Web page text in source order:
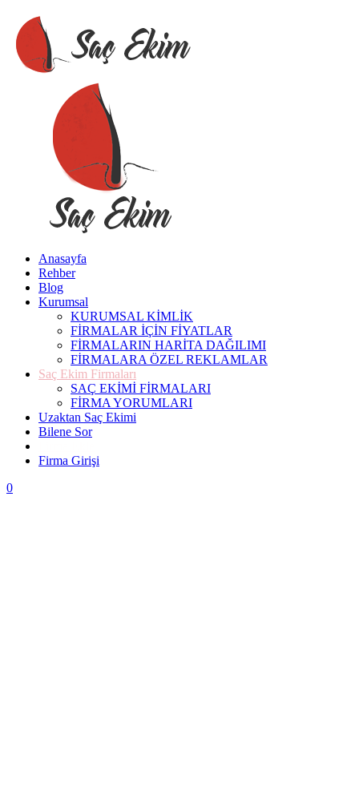
Anasayfa
Rehber
Blog
Kurumsal
KURUMSAL KİMLİK
FİRMALAR İÇİN FİYATLAR
FİRMALARIN HARİTA DAĞILIMI
FİRMALARA ÖZEL REKLAMLAR
Saç Ekim Firmaları
SAÇ EKİMİ FİRMALARI
FİRMA YORUMLARI
Uzaktan Saç Ekimi
Bilene Sor
Firma Girişi
0